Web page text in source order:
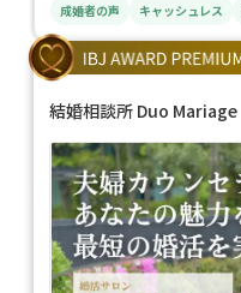
成婚者の声 キャッシュレス
結婚相談所 Duo Mariage